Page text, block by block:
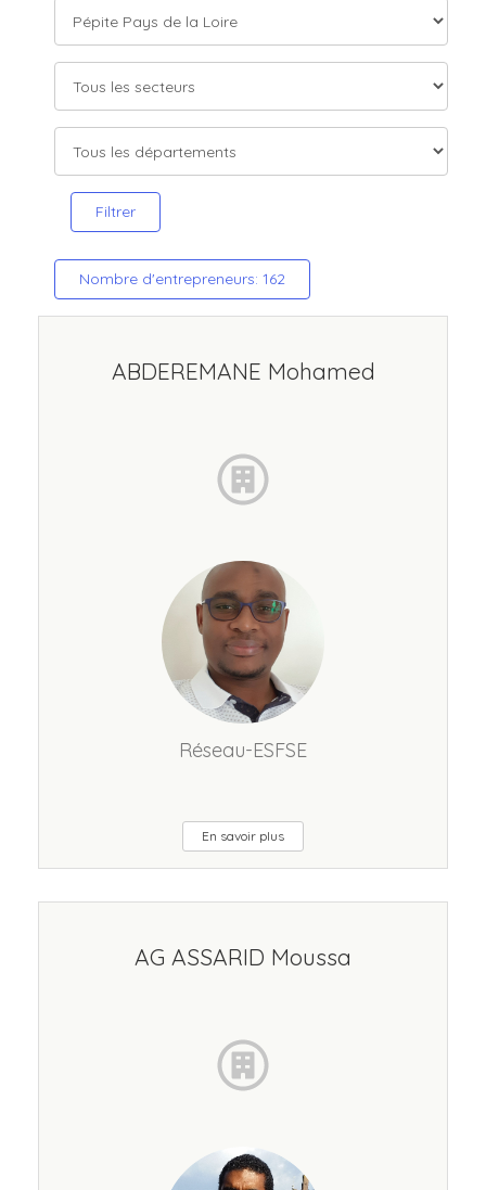
Nombre d'entrepreneurs: 162
ABDEREMANE Mohamed
Réseau-ESFSE
En savoir plus
AG ASSARID Moussa